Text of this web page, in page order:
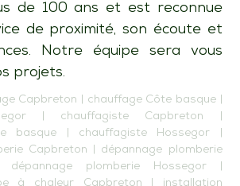
de 100 ans et est reconnue
de proximité, son écoute et
Notre équipe sera vous
projets.
Capbreton chauffage Côte basque|
| chauffagiste Capbreton
basque
chauffagiste Hossegor
Capbreton
dépannage plomberie
dépannage plomberie Hossegor|
à chaleur Capbreton
installation